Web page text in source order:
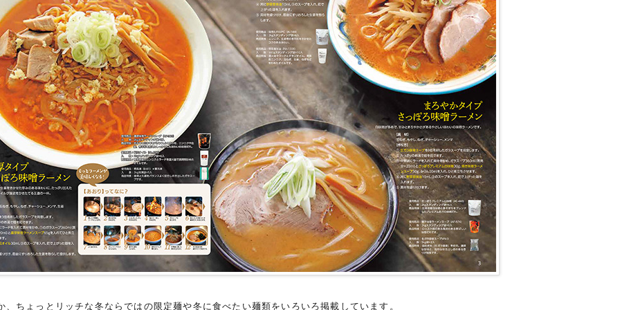
、ちょっとリッチな冬ならではの限定麺や冬に食べたい麺類をいろいろ掲載しています。